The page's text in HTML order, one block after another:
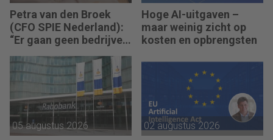
Petra van den Broek
(CFO SPIE Nederland):
“Er gaan geen bedrijven
failliet omdat ze geen
winst maken.”
Hoge AI-uitgaven –
maar weinig zicht op
kosten en opbrengsten
05 augustus 2026 02 augustus 2026